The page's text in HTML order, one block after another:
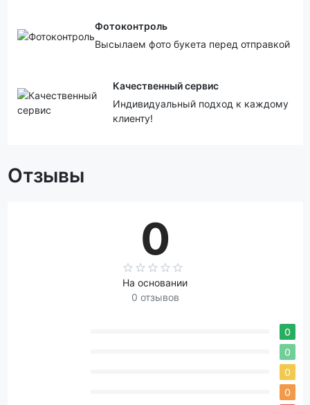
Фотоконтроль
Высылаем фото букета перед отправкой
Качественный сервис
Индивидуальный подход к каждому
клиенту!
Отзывы
0
На основании
0 отзывов
0
0
0
0